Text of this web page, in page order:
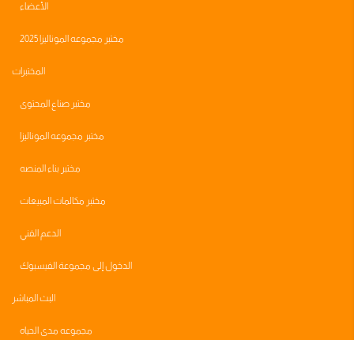
الأعضاء
مختبر مجموعه الموناليزا 2025
المختبرات
مختبر صناع المحتوى
مختبر مجموعه الموناليزا
مختبر بناء المنصه
مختبر مكالمات المبيعات
الدعم الفني
الدخول إلى مجموعة الفيسبوك
البث المباشر
مجموعه مدى الحياه